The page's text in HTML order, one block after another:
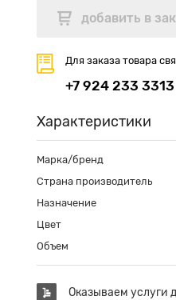
Для заказа товара
+7 924 233 3313
Характеристики
Марка/бренд
Страна производитель
Назначение
Цвет
Объем
Оказываем услуги